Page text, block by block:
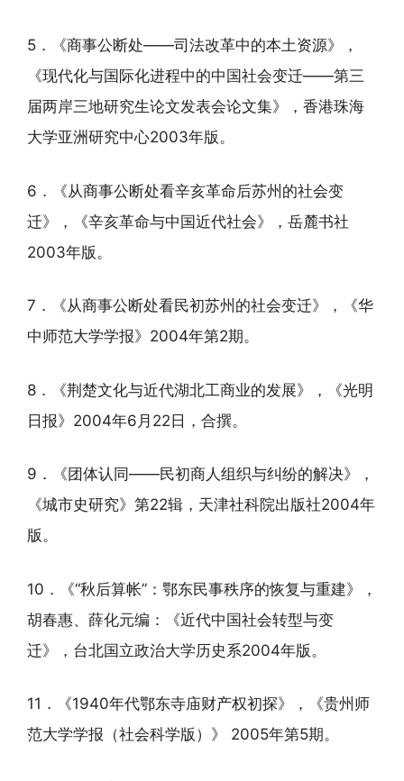
5．《商事公断处——司法改革中的本土资源》，
《现代化与国际化进程中的中国社会变迁——第三
届两岸三地研究生论文发表会论文集》，香港珠海
大学亚洲研究中心2003年版。
6．《从商事公断处看辛亥革命后苏州的社会变
迁》，《辛亥革命与中国近代社会》，岳麓书社
2003年版。
7．《从商事公断处看民初苏州的社会变迁》，《华
中师范大学学报》2004年第2期。
8．《荆楚文化与近代湖北工商业的发展》，《光明
日报》2004年6月22日，合撰。
9．《团体认同——民初商人组织与纠纷的解决》，
《城市史研究》第22辑，天津社科院出版社2004年
版。
10．《“秋后算帐”：鄂东民事秩序的恢复与重建》，
胡春惠、薛化元编：《近代中国社会转型与变
迁》，台北国立政治大学历史系2004年版。
11．《1940年代鄂东寺庙财产权初探》，《贵州师
范大学学报（社会科学版）》 2005年第5期。